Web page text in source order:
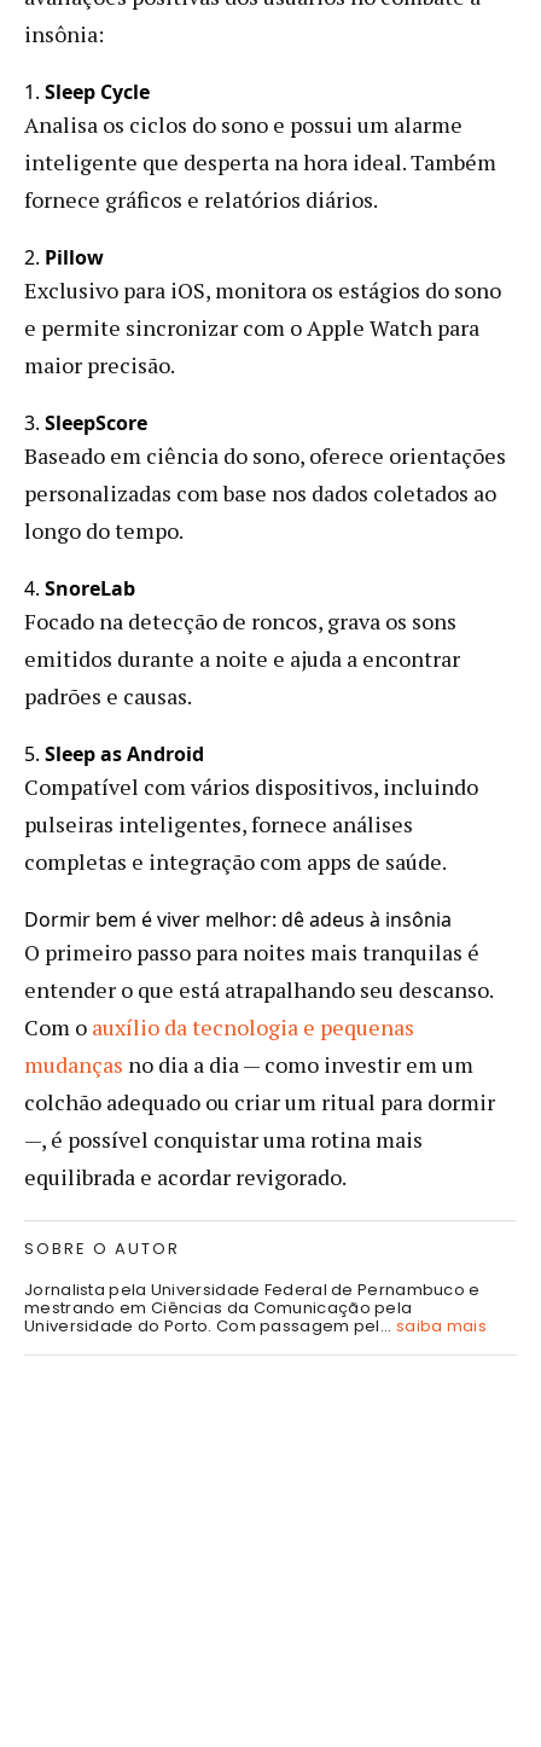
insônia:
1. Sleep Cycle
Analisa os ciclos do sono e possui um alarme
inteligente que desperta na hora ideal. Também
fornece gráficos e relatórios diários.
2. Pillow
Exclusivo para iOS, monitora os estágios do sono
e permite sincronizar com o Apple Watch para
maior precisão.
3. SleepScore
Baseado em ciência do sono, oferece orientações
personalizadas com base nos dados coletados ao
longo do tempo.
4. SnoreLab
Focado na detecção de roncos, grava os sons
emitidos durante a noite e ajuda a encontrar
padrões e causas.
5. Sleep as Android
Compatível com vários dispositivos, incluindo
pulseiras inteligentes, fornece análises
completas e integração com apps de saúde.
Dormir bem é viver melhor: dê adeus à insônia
O primeiro passo para noites mais tranquilas é
entender o que está atrapalhando seu descanso.
Com o auxílio da tecnologia e pequenas
mudanças no dia a dia — como investir em um
colchão adequado ou criar um ritual para dormir
—, é possível conquistar uma rotina mais
equilibrada e acordar revigorado.
SOBRE O AUTOR
Jornalista pela Universidade Federal de Pernambuco e
mestrando em Ciências da Comunicação pela
Universidade do Porto. Com passagem pel... saiba mais